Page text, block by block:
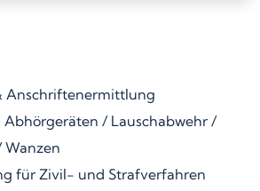
Anschriftenermittlung
/ Lauschabwehr /
für Zivil- und Strafverfahren